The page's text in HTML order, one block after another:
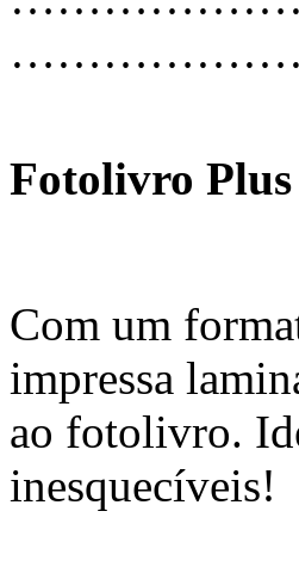
Fotolivro Plus
Com um
impressa
ao fotolivro.
inesquecíveis!